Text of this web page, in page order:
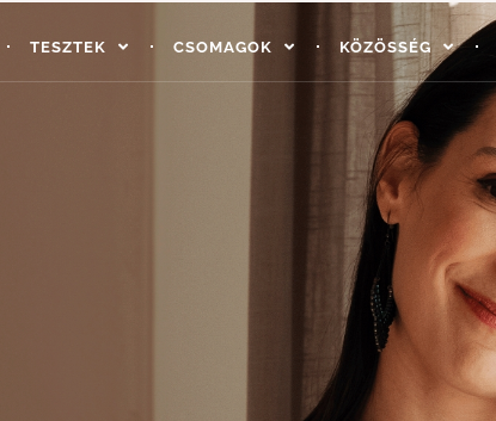
TESZTEK CSOMAGOK KÖZÖSSÉG